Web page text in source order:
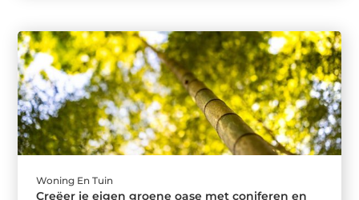
Woning En Tuin
Creëer je eigen groene oase met coniferen en